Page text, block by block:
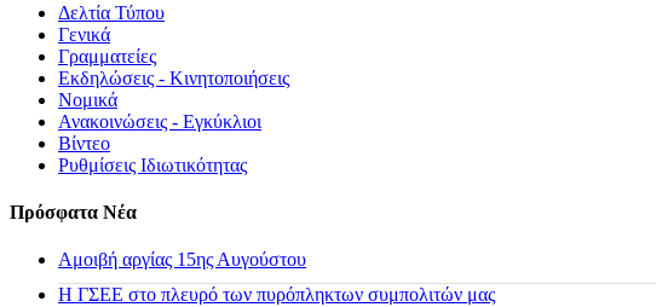
Δελτία Τύπου
Γενικά
Γραμματείες
Εκδηλώσεις - Κινητοποιήσεις
Νομικά
Ανακοινώσεις - Εγκύκλιοι
Βίντεο
Ρυθμίσεις Ιδιωτικότητας
Πρόσφατα Νέα
Αμοιβή αργίας 15ης Αυγούστου
H ΓΣΕΕ στο πλευρό των πυρόπληκτων συμπολιτών μας